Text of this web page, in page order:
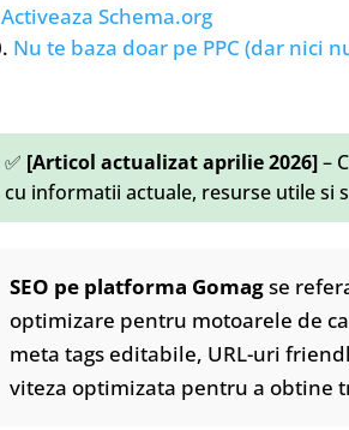
Activeaza Schema.org
Nu te baza doar pe PPC (dar nici
✅ [Articol actualizat aprilie 2026]–
cu informatii actuale, resurse utile si
SEO pe platforma Gomagse
optimizare pentru motoarele de
meta tags editabile, URL-uri
viteza optimizata pentru a obtine